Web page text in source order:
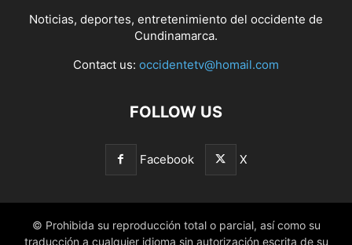
Noticias, deportes, entretenimiento del occidente de
Cundinamarca.
Contact us: occidentetv@homail.com
FOLLOW US
Facebook X
© Prohibida su reproducción total o parcial, así como su
traducción a cualquier idioma sin autorización escrita de su